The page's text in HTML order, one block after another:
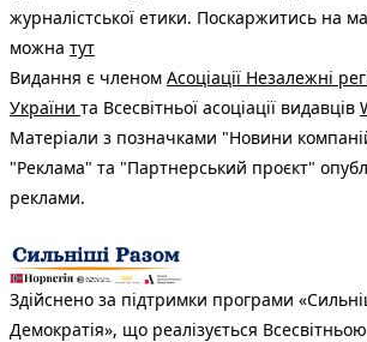
журналістської етики. Поскаржитись на
можна тут
Видання є членом Асоціації Незалежні
України та Всесвітньої асоціації видавців
Матеріали з позначками "Новини
"Реклама" та "Партнерський проєкт"
реклами.
Здійснено за підтримки програми
Демократія», що реалізується